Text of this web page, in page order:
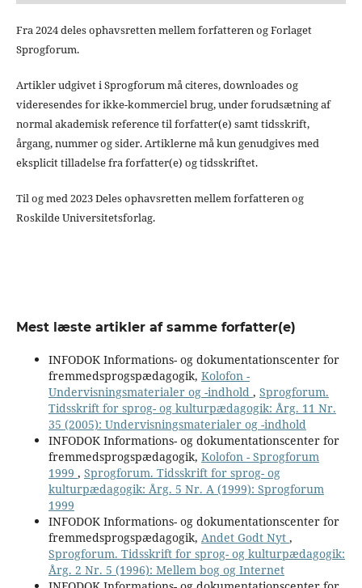
Fra 2024 deles ophavsretten mellem forfatteren og Forlaget
Sprogforum.
Artikler udgivet i Sprogforum må citeres, downloades og
videresendes for ikke-kommerciel brug, under forudsætning af
normal akademisk reference til forfatter(e) samt tidsskrift,
årgang, nummer og sider. Artiklerne må kun genudgives med
eksplicit tilladelse fra forfatter(e) og tidsskriftet.
Til og med 2023 Deles ophavsretten mellem forfatteren og
Roskilde Universitetsforlag.
Mest læste artikler af samme forfatter(e)
INFODOK Informations- og dokumentationscenter for
fremmedsprogspædagogik, Kolofon -
Undervisningsmaterialer og -indhold , Sprogforum.
Tidsskrift for sprog- og kulturpædagogik: Årg. 11 Nr.
35 (2005): Undervisningsmaterialer og -indhold
INFODOK Informations- og dokumentationscenter for
fremmedsprogspædagogik, Kolofon - Sprogforum
1999 , Sprogforum. Tidsskrift for sprog- og
kulturpædagogik: Årg. 5 Nr. A (1999): Sprogforum
1999
INFODOK Informations- og dokumentationscenter for
fremmedsprogspædagogik, Andet Godt Nyt ,
Sprogforum. Tidsskrift for sprog- og kulturpædagogik:
Årg. 2 Nr. 5 (1996): Mellem bog og Internet